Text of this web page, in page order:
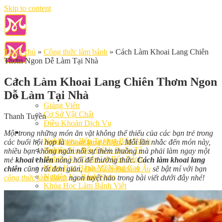
Skip to content
Giới Thiệu
Giảng Viên
Cơ Sở Vật Chất
Điều Khoản Dịch Vụ
Học Làm Bánh
Nghiệp vụ Bếp Trưởng Bếp Bánh
Nghiệp Vụ Bếp Bánh Quốc Tế
Nghiệp Vụ Quản Lý Bếp Bánh
Khóa Học Bánh Mì Nâng Cao
Nghiệp Vụ Bánh Kem
Khóa Học Làm Bánh Việt
Khóa Học Bánh Đài Loan
Trang chủ » Công thức làm bánh » Cách Làm Khoai Lang Chiên
Thơm Ngon Dễ Làm Tại Nhà
Cách Làm Khoai Lang Chiên Thơm Ngon
Dễ Làm Tại Nhà
Thanh Tuyền
Một trong những món ăn vặt không thể thiếu của các bạn trẻ trong
các buổi hội họp làkhoai lang chiên. Mỗi lần nhắc đến món này,
nhiều bạn không ngăn nổi sự thèm thuồng mà phải làm ngay một
mẻ khoai chiênnóng hổi để thưởng thức.Cách làm khoai lang
chiên cũng rất đơn giản,Dạy Làm Bánh Á Âu sẽ bật mí với bạn
công thức làm bánh ngon tuyệt hảo trong bài viết dưới đây nhé!